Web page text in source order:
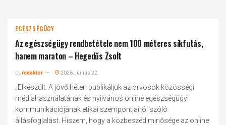
EGÉSZSÉGÜGY
Az egészségügy rendbetétele nem 100 méteres síkfutás,
hanem maraton – Hegedűs Zsolt
byredaktor 2026. június 22.
„Elkészült. A jövő héten publikáljuk az orvosok közösségi
médiahasználatának és nyilvános online egészségügyi
kommunikációjának etikai szempontjairól szóló
állásfoglalást. Hiszem, hogy a közbeszéd minősége az online